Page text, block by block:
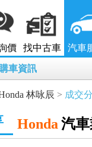
價 找中古車 汽車
車資訊
林咏辰 > 成交
Honda 汽